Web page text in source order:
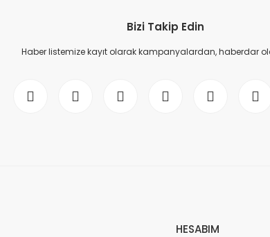
Bizi Takip Edin
Haber listemize kayıt olarak kampanyalardan, haberdar
HESABIM